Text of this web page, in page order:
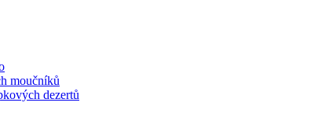
moučníků
dezertů